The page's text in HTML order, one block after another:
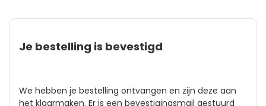
Je bestelling is bevestigd
We hebben je bestelling ontvangen en zijn deze aan
het klaarmaken. Er is een bevestigingsmail gestuurd